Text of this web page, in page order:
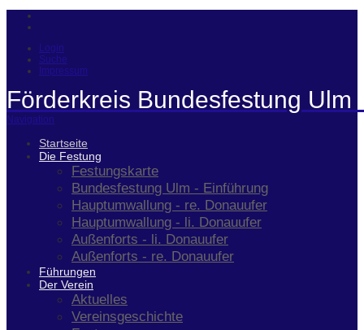
Login
Suche
Impressum
Förderkreis Bundesfestung Ulm
Navigation
Startseite
Die Festung
Festungskarte
Bundesfestung Ulm - Einführung
Hauptumwallung - re. Donauufer
Hauptumwallung - li. Donauufer
Außenforts - li. Donauufer
Außenforts - re. Donauufer
Führungen
Der Verein
Aktuelles
Vereinsgeschichte